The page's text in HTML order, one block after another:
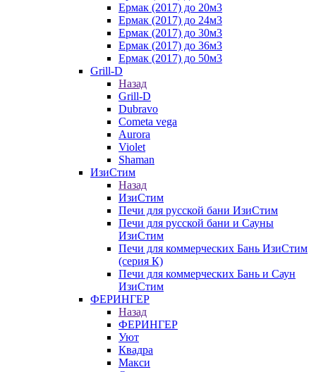
Ермак (2017) до 20м3
Ермак (2017) до 24м3
Ермак (2017) до 30м3
Ермак (2017) до 36м3
Ермак (2017) до 50м3
Grill-D
Назад
Grill-D
Dubravo
Cometa vega
Aurora
Violet
Shaman
ИзиСтим
Назад
ИзиСтим
Печи для русской бани ИзиСтим
Печи для русской бани и Сауны
ИзиСтим
Печи для коммерческих Бань ИзиСтим
(серия К)
Печи для коммерческих Бань и Саун
ИзиСтим
ФЕРИНГЕР
Назад
ФЕРИНГЕР
Уют
Квадра
Макси